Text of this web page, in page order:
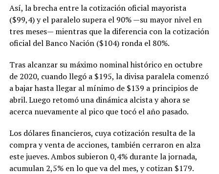
Así, la brecha entre la cotización oficial mayorista
($99,4) y el paralelo supera el 90% —su mayor nivel en
tres meses— mientras que la diferencia con la cotización
oficial del Banco Nación ($104) ronda el 80%.
Tras alcanzar su máximo nominal histórico en octubre
de 2020, cuando llegó a $195, la divisa paralela comenzó
a bajar hasta llegar al mínimo de $139 a principios de
abril. Luego retomó una dinámica alcista y ahora se
acerca nuevamente al pico que tocó el año pasado.
Los dólares financieros, cuya cotización resulta de la
compra y venta de acciones, también cerraron en alza
este jueves. Ambos subieron 0,4% durante la jornada,
acumulan 2,5% en lo que va del mes, y cotizan $179.